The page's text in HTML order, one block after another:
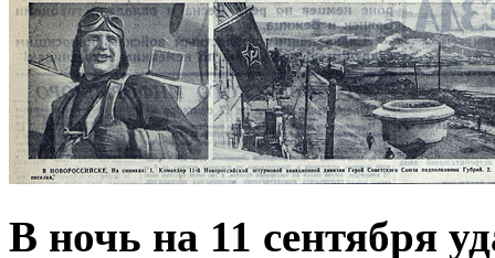
В ночь на 11 сентября